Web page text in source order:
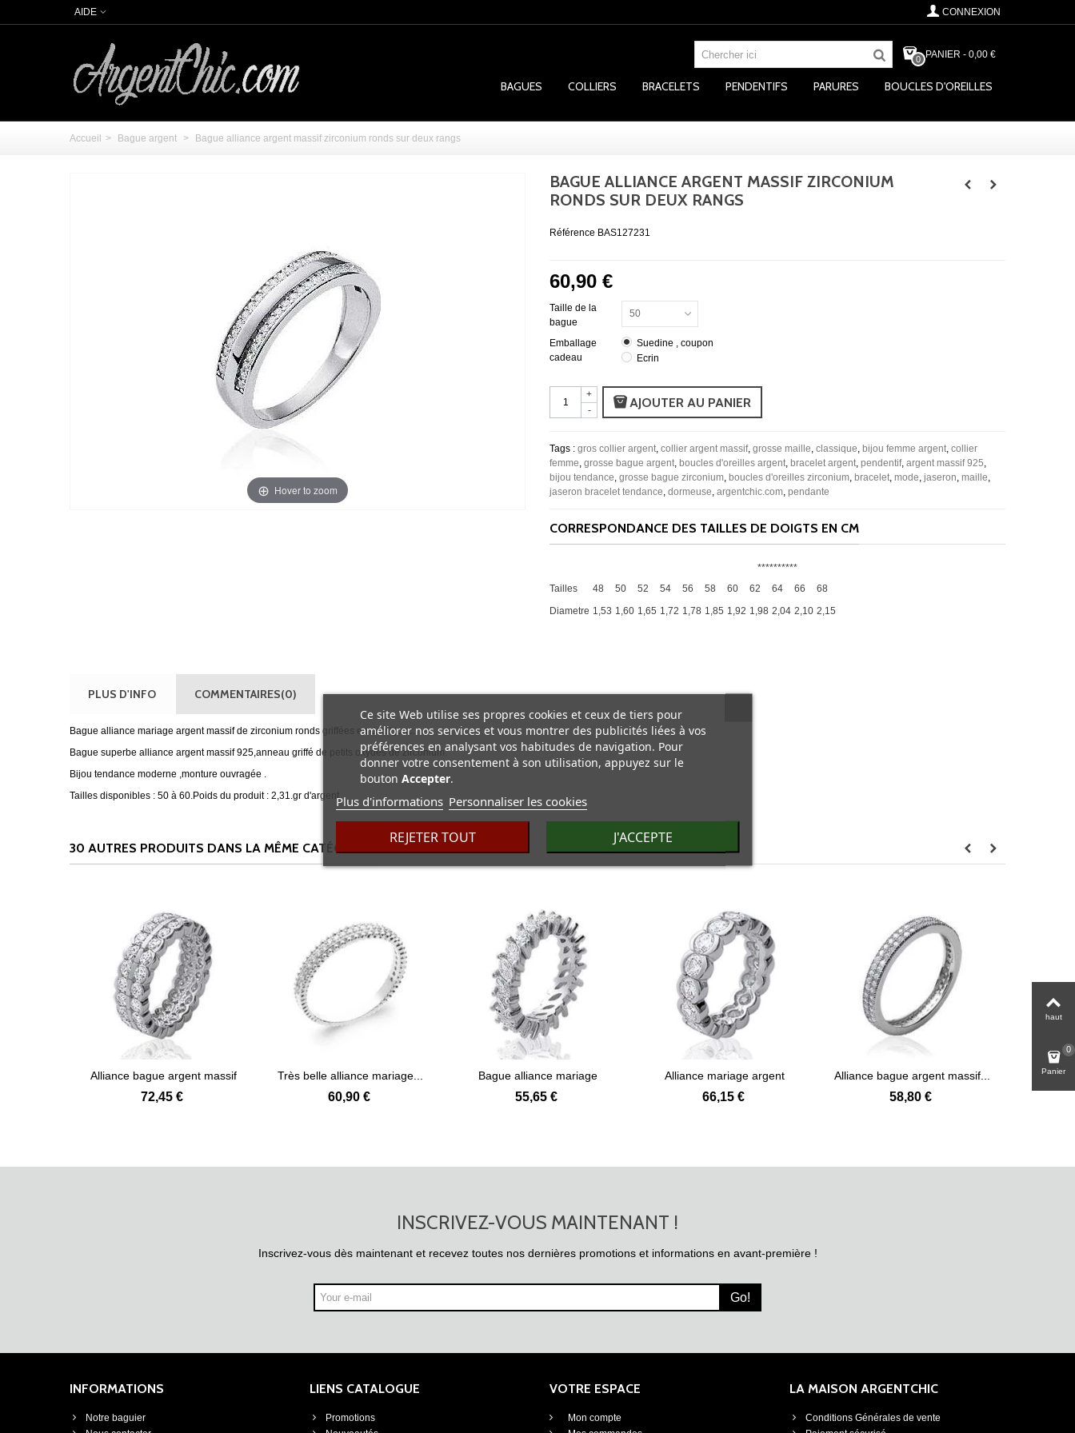
AIDE CONNEXION
0 PANIER - 0,00 €
BAGUES COLLIERS BRACELETS PENDENTIFS PARURES BOUCLES D'OREILLES
Accueil > Bague argent > Bague alliance argent massif zirconium ronds sur deux rangs
Hover to zoom
BAGUE ALLIANCE ARGENT MASSIF ZIRCONIUM
RONDS SUR DEUX RANGS
Référence BAS127231
60,90 €
Taille de la
bague
50
Emballage
cadeau
Suedine , coupon
Ecrin
-
+
AJOUTER AU PANIER
Tags : gros collier argent collier argent massif, grosse maille classique bijou femme argent collier
femme grosse bague argent boucles d'oreilles argent bracelet argent pendentif, argent massif 925
bijou tendance grosse bague zirconium boucles d'oreilles zirconium bracelet mode jaseron maille
jaseron bracelet tendance dormeuse argentchic.com pendante
CORRESPONDANCE DES TAILLES DE DOIGTS EN CM
**********
Tailles
48 50 52 54 56 58 60 62 64 66
68
Diametre 1,53 1,60 1,65 1,72 1,78 1,85 1,92 1,98 2,04 2,10 2,15
PLUS D'INFO COMMENTAIRES(0)
Bague alliance mariage argent massif de zirconium ronds griffées en demi jonc.
Bague superbe alliance argent massif 925,anneau griffé de petits oxydes de zirconium.
Bijou tendance moderne ,monture ouvragée .
Tailles disponibles : 50 à 60.Poids du produit : 2,31.gr d'argent.
30 AUTRES PRODUITS DANS LA MÊME CATÉGORIE :
Voir plus
Alliance bague argent massif
de...
72,45 €
Voir plus
Très belle alliance mariage...
60,90 €
Voir plus
Bague alliance mariage
argent...
55,65 €
Voir plus
Alliance mariage argent
massif...
66,15 €
Voir plus
Alliance bague argent massif...
58,80 €
Belle
INSCRIVEZ-VOUS MAINTENANT !
Inscrivez-vous dès maintenant et recevez toutes nos dernières promotions et informations en avant-première !
Go!
Ce site Web utilise ses propres cookies et ceux de tiers pour
améliorer nos services et vous montrer des publicités liées à vos
préférences en analysant vos habitudes de navigation. Pour
donner votre consentement à son utilisation, appuyez sur le
bouton Accepter.
Plus d'informations Personnaliser les cookies
REJETER TOUT J'ACCEPTE
INFORMATIONS
Notre baguier
LIENS CATALOGUE
Promotions
VOTRE ESPACE
Mon compte
LA MAISON ARGENTCHIC
Conditions Générales de vente
haut
Panier
0